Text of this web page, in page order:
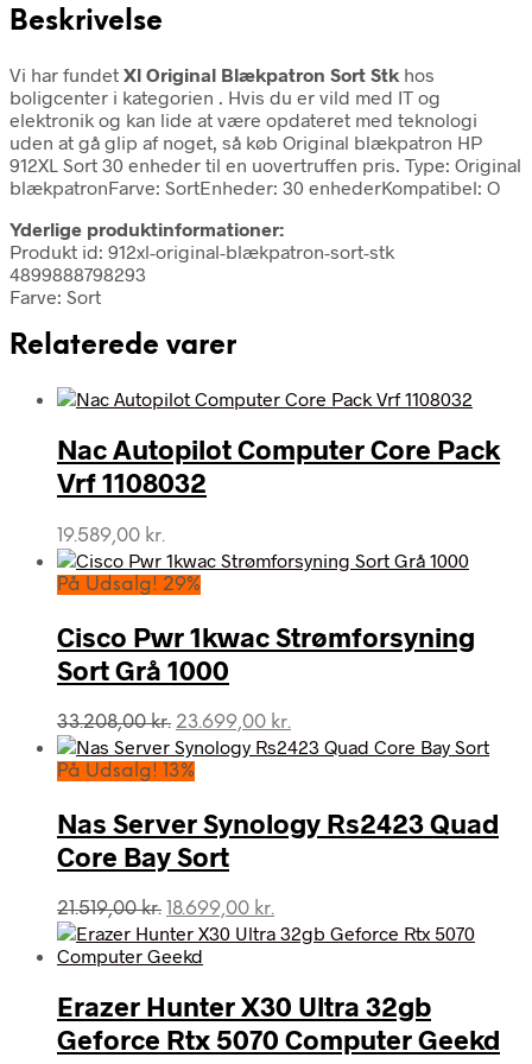
Beskrivelse
Vi har fundet Xl Original Blækpatron Sort Stk hos
boligcenter i kategorien . Hvis du er vild med IT og
elektronik og kan lide at være opdateret med teknologi
uden at gå glip af noget, så køb Original blækpatron HP
912XL Sort 30 enheder til en uovertruffen pris. Type: Original
blækpatronFarve: SortEnheder: 30 enhederKompatibel: O
Yderlige produktinformationer:
Produkt id: 912xl-original-blækpatron-sort-stk
4899888798293
Farve: Sort
Relaterede varer
Nac Autopilot Computer Core Pack
Vrf 1108032
19.589,00 kr.
På Udsalg! 29%
Cisco Pwr 1kwac Strømforsyning
Sort Grå 1000
33.208,00kr. Den
oprindelige
pris
33.208,00 kr..
23.699,00 kr.
aktuelle
23.699,00 kr..
På Udsalg! 13%
Nas Server Synology Rs2423 Quad
Core Bay Sort
21.519,00kr. Den
oprindelige
pris
21.519,00 kr..
18.699,00 kr.
aktuelle
18.699,00 kr..
Erazer Hunter X30 Ultra 32gb
Geforce Rtx 5070 Computer Geekd